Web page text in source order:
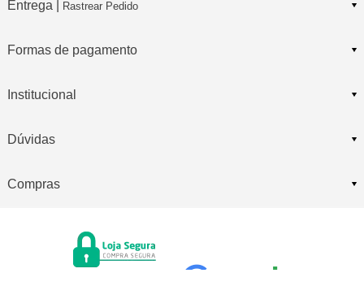
Entrega | Rastrear Pedido
Formas de pagamento
Institucional
Dúvidas
Compras